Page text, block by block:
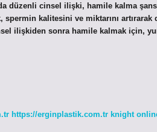
düzenli cinsel ilişki, hamile kalma
kalitesini ve miktarını artırarak
ilişkiden sonra hamile kalmak için,
https://erginplastik.com.tr knight